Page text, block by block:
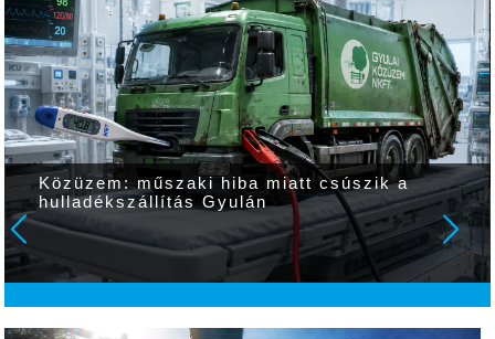
Megújult az Apor tér Gyulán